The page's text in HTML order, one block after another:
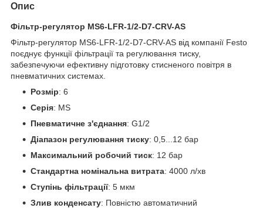
Опис
Фільтр-регулятор MS6-LFR-1/2-D7-CRV-AS
Фільтр-регулятор MS6-LFR-1/2-D7-CRV-AS від компанії Festo
поєднує функції фільтрації та регулювання тиску,
забезпечуючи ефективну підготовку стисненого повітря в
пневматичних системах.
Розмір: 6
Серія: MS
Пневматичне з'єднання: G1/2
Діапазон регулювання тиску: 0,5...12 бар
Максимальний робочий тиск: 12 бар
Стандартна номінальна витрата: 4000 л/хв
Ступінь фільтрації: 5 мкм
Злив конденсату: Повністю автоматичний